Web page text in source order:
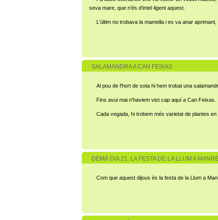
seva mare, que n'és d'intel·ligent aquest.
L'últim no trobava la mamella i es va anar
SALAMANDRA A CAN FEIXAS
Al pou de l'hort de sota hi hem trobat una
Fins avui mai n'haviem vist cap aquí a Can Feixas.
Cada vegada, hi trobem més varietat de plantes
DEMÀ DIA 21, LA FESTA DE LA LLUM A
Com que aquest dijous és la festa de la Llum a